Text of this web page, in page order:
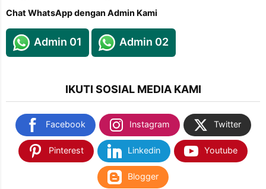
Chat WhatsApp dengan Admin Kami
Admin 01 Admin 02
IKUTI SOSIAL MEDIA KAMI
Facebook Instagram Twitter
Pinterest Linkedin Youtube
Blogger